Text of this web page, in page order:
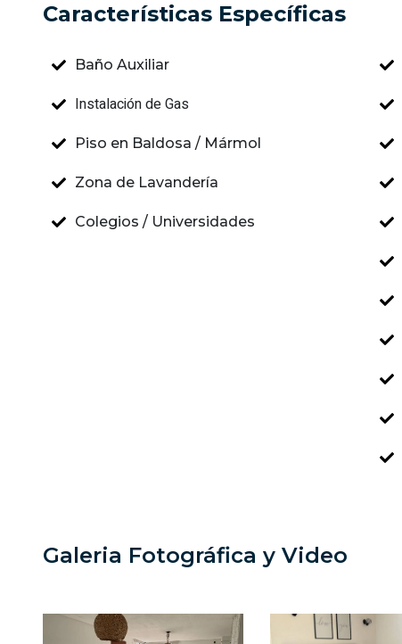
Características Específicas
Baño Auxiliar
Instalación de Gas
Piso en Baldosa / Mármol
Zona de Lavandería
Colegios / Universidades
Galeria Fotográfica y Video